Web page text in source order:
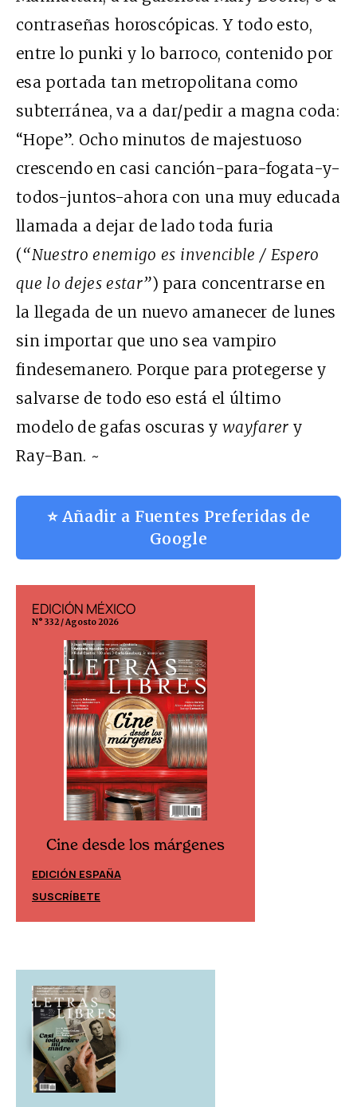
contraseñas horoscópicas. Y todo esto,
entre lo punki y lo barroco, contenido por
esa portada tan metropolitana como
subterránea, va a dar/pedir a magna coda:
“Hope”. Ocho minutos de majestuoso
crescendo en casi canción-para-fogata-y-
todos-juntos-ahora con una muy educada
llamada a dejar de lado toda furia
(“Nuestro enemigo es invencible / Espero
que lo dejes estar”) para concentrarse en
la llegada de un nuevo amanecer de lunes
sin importar que uno sea vampiro
findesemanero. Porque para protegerse y
salvarse de todo eso está el último
modelo de gafas oscuras y wayfarer y
Ray-Ban. ~
⭐ Añadir a Fuentes Preferidas de
Google
EDICIÓN MÉXICO
N° 332 / Agosto 2026
Cine desde los márgenes
EDICIÓN ESPAÑA
SUSCRÍBETE